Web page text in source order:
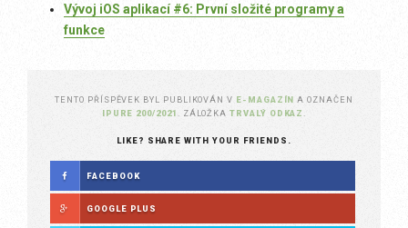
Vývoj iOS aplikací #6: První složité programy a
funkce
TENTO PŘÍSPĚVEK BYL PUBLIKOVÁN V E-MAGAZÍN A OZNAČEN
IPURE 200/2021
. ZÁLOŽKATRVALÝ ODKAZ
LIKE? SHARE WITH YOUR FRIENDS.
FACEBOOK
GOOGLE PLUS